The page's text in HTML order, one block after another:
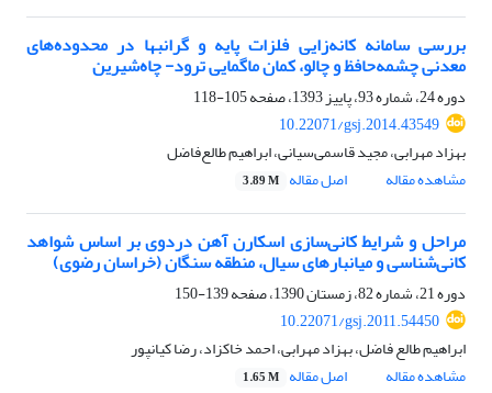
بررسی سامانه کانه‌زایی فلزات پایه و گرانبها در محدوده‌های
معدنی چشمه‌حافظ و چالو، کمان ماگمایی ترود- چاه‌شیرین
دوره 24، شماره 93، پاییز 1393، صفحه
105-118
10.22071/gsj.2014.43549
بهزاد مهرابی، مجید قاسمی‌سیانی، ابراهیم طالع‌فاضل
مشاهده مقاله
اصل مقاله 3.89 M
مراحل و شرایط کانی‌سازی اسکارن آهن دردوی بر اساس شواهد
کانی‌شناسی و میانبارهای سیال، منطقه سنگان (خراسان رضوی)
دوره 21، شماره 82، زمستان 1390، صفحه
139-150
10.22071/gsj.2011.54450
ابراهیم طالع فاضل، بهزاد مهرابی، احمد خاکزاد، رضا کیانپور
مشاهده مقاله
اصل مقاله 1.65 M